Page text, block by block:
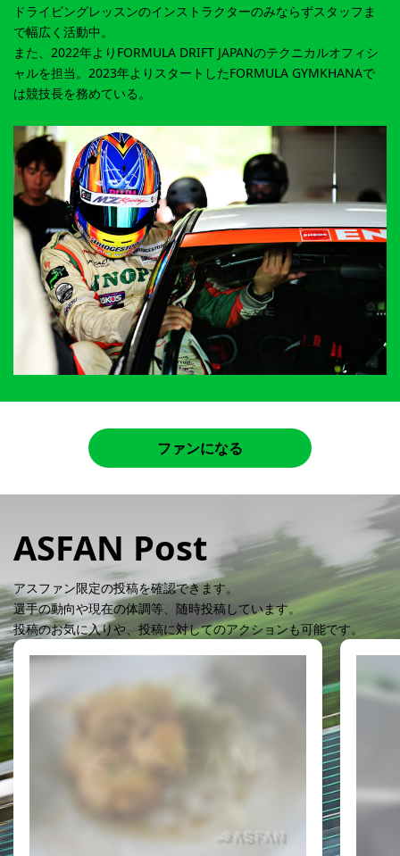
ドライビングレッスンのインストラクターのみならずスタッフま
で幅広く活動中。
また、2022年よりFORMULA DRIFT JAPANのテクニカルオフィシ
ャルを担当。2023年よりスタートしたFORMULA GYMKHANAで
は競技長を務めている。
ファンになる
ASFAN Post
アスファン限定の投稿を確認できます。
選手の動向や現在の体調等、随時投稿しています。
投稿のお気に入りや、投稿に対してのアクションも可能です。